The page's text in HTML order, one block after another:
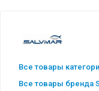
Все товары
Все товары бренда